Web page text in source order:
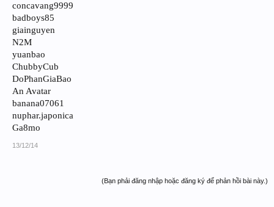
concavang9999
badboys85
giainguyen
N2M
yuanbao
ChubbyCub
DoPhanGiaBao
An Avatar
banana07061
nuphar.japonica
Ga8mo
13/12/14
(Bạn phải đăng nhập hoặc đăng ký để phản hồi bài này.)